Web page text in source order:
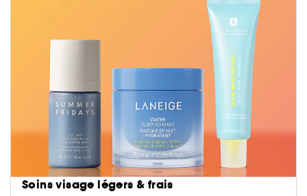
Soins visage légers & frais